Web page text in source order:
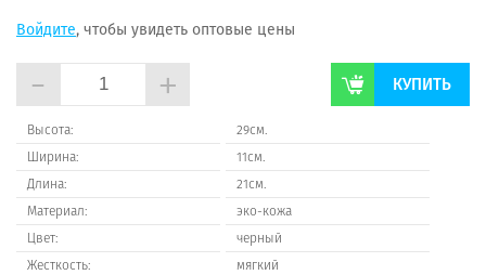
Войдите, чтобы увидеть оптовые цены
- + КУПИТЬ
Высота:
29см.
Ширина:
11см.
Длина:
21см.
Материал:
эко-кожа
Цвет:
черный
Жесткость:
мягкий